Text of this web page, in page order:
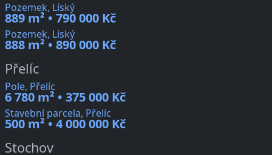
Pozemek, Líský
889 m² • 790 000 Kč
Pozemek, Líský
888 m² • 890 000 Kč
Přelíc
Pole, Přelíc
6 780 m² • 375 000 Kč
Stavební parcela, Přelíc
500 m² • 4 000 000 Kč
Stochov